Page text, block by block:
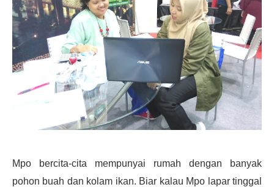
Mpo bercita-cita mempunyai rumah dengan banyak
pohon buah dan kolam ikan. Biar kalau Mpo lapar tinggal